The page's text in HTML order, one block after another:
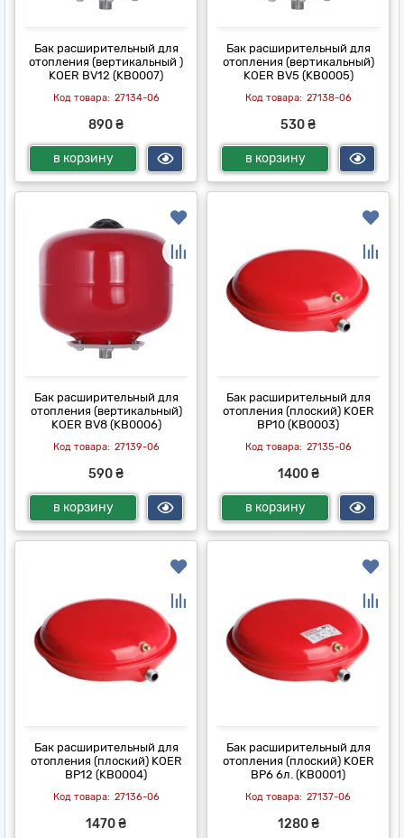
Бак расширительный для
отопления (вертикальный )
KOER BV12 (KB0007)
27134-06
890 ₴
в корзину
Бак расширительный для
отопления (вертикальный)
KOER BV5 (KB0005)
27138-06
530 ₴
в корзину
Бак расширительный для
отопления (вертикальный)
KOER BV8 (KB0006)
27139-06
590 ₴
в корзину
Бак расширительный для
отопления (плоский) KOER
BP10 (KB0003)
27135-06
1400 ₴
в корзину
Бак расширительный для
отопления (плоский) KOER
BP12 (KB0004)
27136-06
1470 ₴
Бак расширительный для
отопления (плоский) KOER
BP6 6л. (KB0001)
27137-06
1280 ₴